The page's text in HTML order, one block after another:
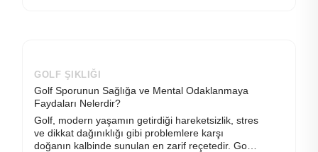
GOLF ŞIKLIĞI
Golf Sporunun Sağlığa ve Mental Odaklanmaya
Faydaları Nelerdir?
Golf, modern yaşamın getirdiği hareketsizlik, stres
ve dikkat dağınıklığı gibi problemlere karşı
doğanın kalbinde sunulan en zarif reçetedir. Golf